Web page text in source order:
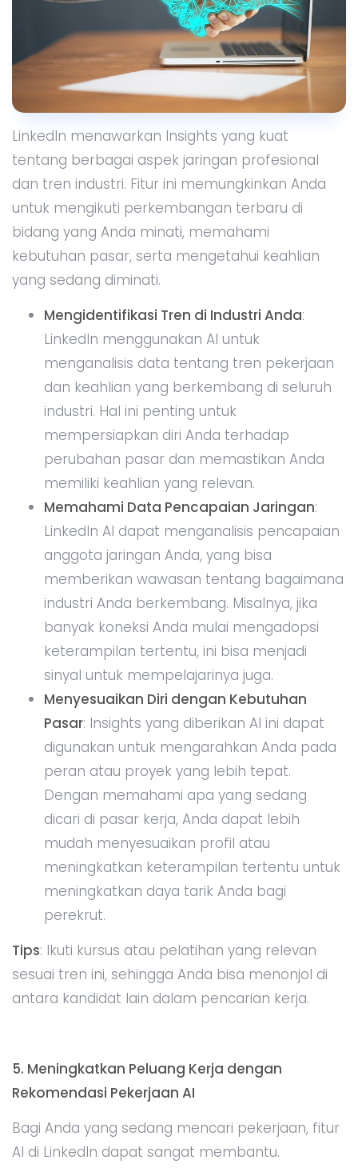
LinkedIn menawarkan Insights yang kuat
tentang berbagai aspek jaringan profesional
dan tren industri. Fitur ini memungkinkan Anda
untuk mengikuti perkembangan terbaru di
bidang yang Anda minati, memahami
kebutuhan pasar, serta mengetahui keahlian
yang sedang diminati.
Mengidentifikasi Tren di Industri Anda:
LinkedIn menggunakan AI untuk
menganalisis data tentang tren pekerjaan
dan keahlian yang berkembang di seluruh
industri. Hal ini penting untuk
mempersiapkan diri Anda terhadap
perubahan pasar dan memastikan Anda
memiliki keahlian yang relevan.
Memahami Data Pencapaian Jaringan:
LinkedIn AI dapat menganalisis pencapaian
anggota jaringan Anda, yang bisa
memberikan wawasan tentang bagaimana
industri Anda berkembang. Misalnya, jika
banyak koneksi Anda mulai mengadopsi
keterampilan tertentu, ini bisa menjadi
sinyal untuk mempelajarinya juga.
Menyesuaikan Diri dengan Kebutuhan
Pasar: Insights yang diberikan AI ini dapat
digunakan untuk mengarahkan Anda pada
peran atau proyek yang lebih tepat.
Dengan memahami apa yang sedang
dicari di pasar kerja, Anda dapat lebih
mudah menyesuaikan profil atau
meningkatkan keterampilan tertentu untuk
meningkatkan daya tarik Anda bagi
perekrut.
Tips: Ikuti kursus atau pelatihan yang relevan
sesuai tren ini, sehingga Anda bisa menonjol di
antara kandidat lain dalam pencarian kerja.
5. Meningkatkan Peluang Kerja dengan
Rekomendasi Pekerjaan AI
Bagi Anda yang sedang mencari pekerjaan, fitur
AI di LinkedIn dapat sangat membantu.